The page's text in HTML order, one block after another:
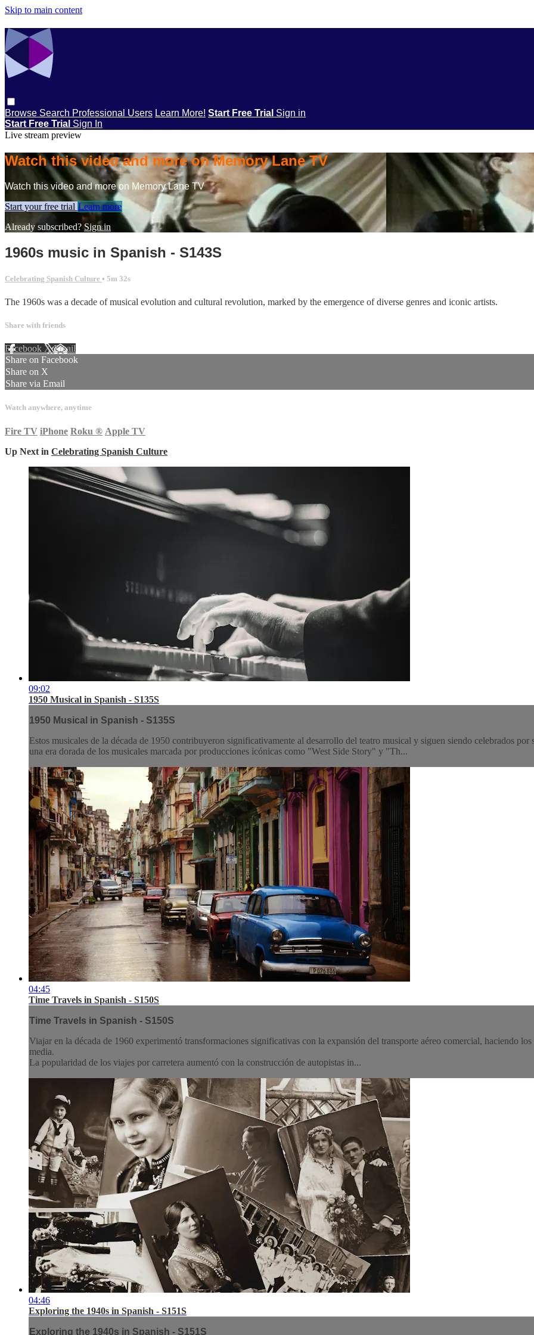
Skip to main content
Browse Search Professional Users Learn More! Start Free Trial Sign in
Start Free Trial Sign In
Live stream preview
Watch this video and more on Memory Lane TV
Watch this video and more on Memory Lane TV
Start your free trial Learn more
Already subscribed? Sign in
1960s music in Spanish - S143S
Celebrating Spanish Culture • 5m 32s
The 1960s was a decade of musical evolution and cultural revolution, marked by the emergence of diverse genres and iconic artists.
Share with friends
Facebook XEmail
Share on Facebook
Share on X
Share via Email
Watch anywhere, anytime
Fire TV iPhone Roku ® Apple TV
Up Next in Celebrating Spanish Culture
09:02
1950 Musical in Spanish - S135S
1950 Musical in Spanish - S135S
Estos musicales de la década de 1950 contribuyeron significativamente al desarrollo del teatro musical y siguen siendo celebrados
una era dorada de los musicales marcada por producciones icónicas como "West Side Story" y "Th...
04:45
Time Travels in Spanish - S150S
Time Travels in Spanish - S150S
Viajar en la década de 1960 experimentó transformaciones significativas con la expansión del transporte aéreo comercial, haciendo
media.
La popularidad de los viajes por carretera aumentó con la construcción de autopistas in...
04:46
Exploring the 1940s in Spanish - S151S
Exploring the 1940s in Spanish - S151S